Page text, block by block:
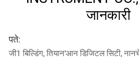
हमारे
बारे
जानकारी
पते:
जी1 बिल्डिंग, तियान'आन डिजिटल सिटी,